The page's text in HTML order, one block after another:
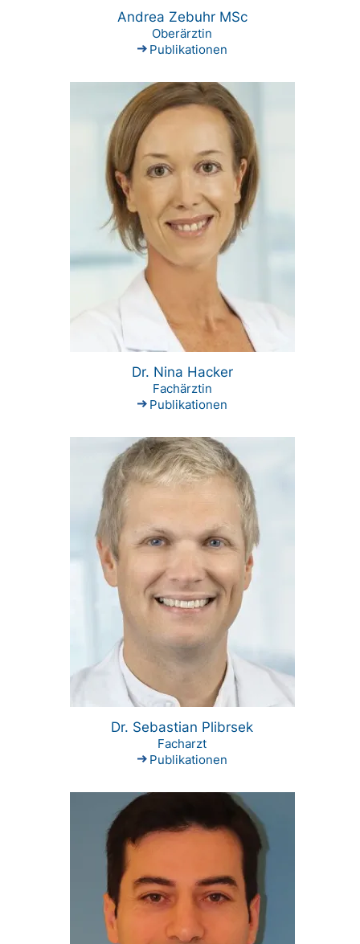
Andrea Zebuhr MSc
Oberärztin
Publikationen
Dr. Nina Hacker
Fachärztin
Publikationen
Dr. Sebastian Plibrsek
Facharzt
Publikationen